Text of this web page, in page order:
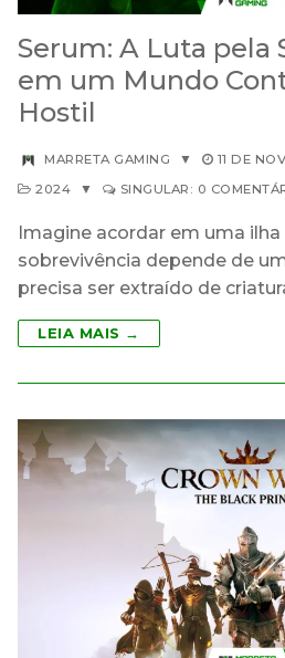
Serum: A Luta pela
em um Mundo
Hostil
MARRETA GAMING ▼ 11 DE
2024
▼ SINGULAR: 0
Imagine acordar em uma
sobrevivência depende de
precisa ser extraído de
LEIA MAIS →